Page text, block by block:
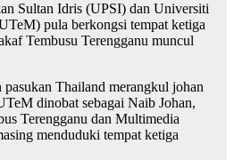
Sultan Idris (UPSI) dan Universiti
pula berkongsi tempat ketiga
Tembusu Terengganu muncul
Thailand merangkul johan
dinobat sebagai Naib Johan,
Terengganu dan Multimedia
menduduki tempat ketiga